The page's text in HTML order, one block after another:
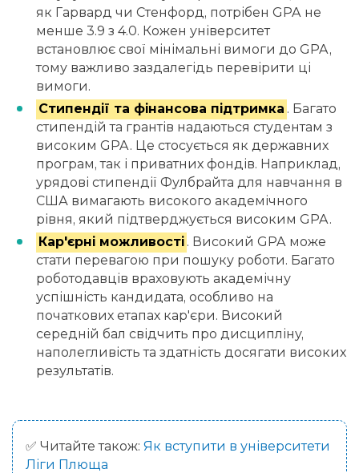
як Гарвард чи Стенфорд, потрібен GPA не
менше 3.9 з 4.0. Кожен університет
встановлює свої мінімальні вимоги до GPA,
тому важливо заздалегідь перевірити ці
вимоги.
Стипендії та фінансова підтримка . Багато
стипендій та грантів надаються студентам з
високим GPA. Це стосується як державних
програм, так і приватних фондів. Наприклад,
урядові стипендії Фулбрайта для навчання в
США вимагають високого академічного
рівня, який підтверджується високим GPA.
Кар'єрні можливості . Високий GPA може
стати перевагою при пошуку роботи. Багато
роботодавців враховують академічну
успішність кандидата, особливо на
початкових етапах кар'єри. Високий
середній бал свідчить про дисципліну,
наполегливість та здатність досягати високих
результатів.
✅ Читайте також: Як вступити в університети
Ліги Плюща